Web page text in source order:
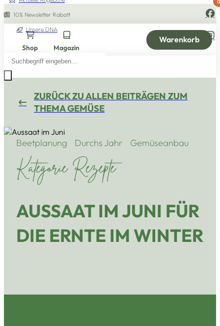
10% Newsletter Rabatt
Unsere DNA
Shop Magazin
Warenkorb
0
Products
ZURÜCK ZU ALLEN BEITRÄGEN ZUM
THEMA GEMÜSE
Beetplanung Durchs Jahr Gemüseanbau
Kategorie Rezepte
AUSSAAT IM JUNI FÜR
DIE ERNTE IM WINTER